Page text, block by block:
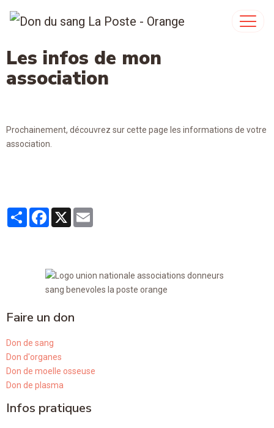
Les infos de mon
association
Prochainement, découvrez sur cette page les informations de votre
association.
PartagerFacebook
X
Faire un don
Don de sang
Don d'organes
Don de moelle osseuse
Don de plasma
Infos pratiques